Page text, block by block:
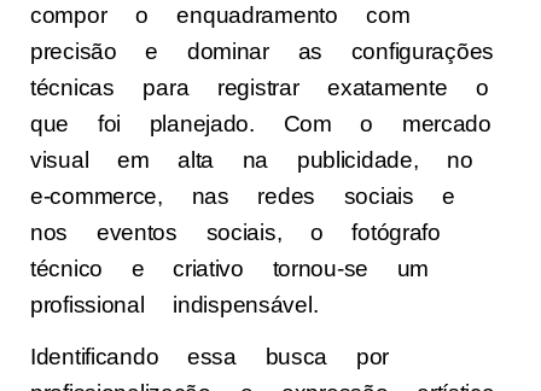
compor o enquadramento com
precisão e dominar as configurações
técnicas para registrar exatamente o
que foi planejado. Com o mercado
visual em alta na publicidade, no
e-commerce, nas redes sociais e
nos eventos sociais, o fotógrafo
técnico e criativo tornou-se um
profissional indispensável.
Identificando essa busca por